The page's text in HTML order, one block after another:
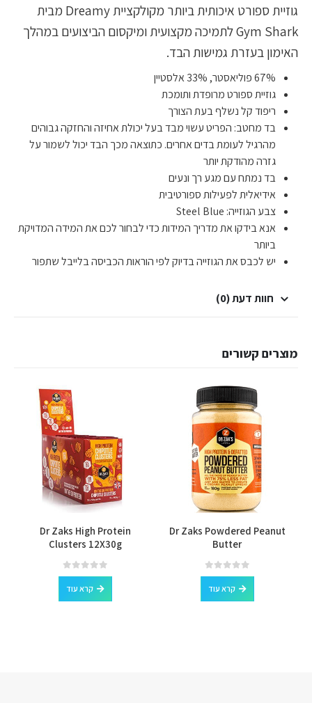
גוזיית ספורט איכותית ביותר מקולקציית Dreamy מבית
Gym Shark לתמיכה מקצועית ומיקסום הביצועים במהלך
האימון בעזרת גמישות הבד.
67% פוליאסטר, 33% אלסטיין
גוזיית ספורט מרופדת ותומכת
ריפוד קל נשלף בעת הצורך
בד מחטב: הפריט עשוי מבד בעל יכולת אחיזה והחזקה גבוהים
מהרגיל לעומת בדים אחרים. כתוצאה מכך הבד יכול לשמור על
גזרה מהודקת יותר
בד נמתח עם מגע רך ונעים
אידיאלית לפעילות ספורטיבית
צבע הגוזייה: Steel Blue
אנא בידקו את מדריך המידות כדי לבחור לכם את המידה המדויקת
ביותר
יש לכבס את הגוזייה בדיוק לפי הוראות הכביסה בלייבל שתפור
חוות דעת (0)
מוצרים קשורים
Dr Zaks Powdered Peanut
Butter
0
out of 5
קרא עוד
Dr Zaks High Protein
Clusters 12X30g
0
out of 5
קרא עוד